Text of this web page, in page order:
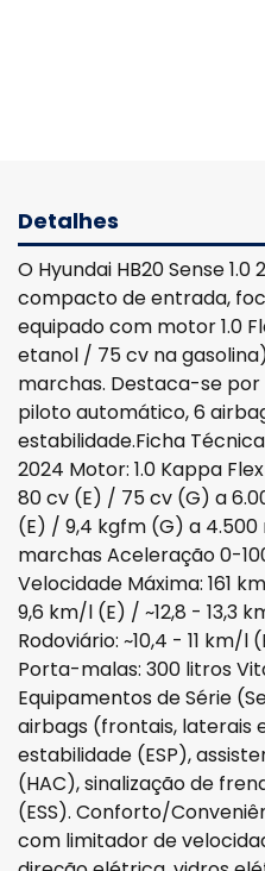
Detalhes
O Hyundai HB20 Sense
compacto de entrada,
equipado com motor 1.0
etanol / 75 cv na
marchas. Destaca-se
piloto automático, 6
estabilidade.Ficha
2024 Motor: 1.0 Kappa
80 cv (E) / 75 cv (G) a
(E) / 9,4 kgfm (G) a
marchas Aceleração 0-
Velocidade Máxima: 161
9,6 km/l (E) / ~12,8 - 13,3
Rodoviário: ~10,4 - 11 km/l
Porta-malas: 300 litros
Equipamentos de Série
airbags (frontais, laterais
estabilidade (ESP),
(HAC), sinalização de
(ESS). Conforto/
com limitador de